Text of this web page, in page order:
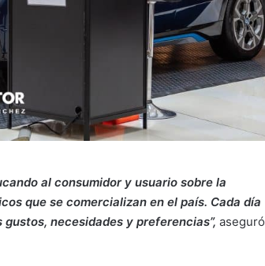
al consumidor y usuario sobre la
que se comercializan en el país. Cada día
necesidades y preferencias”, aseguró